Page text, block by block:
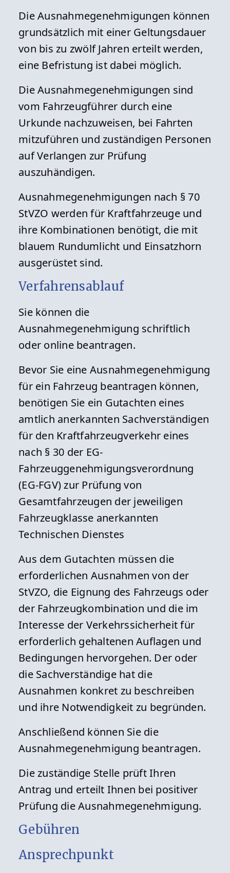
Die Ausnahmegenehmigungen können
grundsätzlich mit einer Geltungsdauer
von bis zu zwölf Jahren erteilt werden,
eine Befristung ist dabei möglich.
Die Ausnahmegenehmigungen sind
vom Fahrzeugführer durch eine
Urkunde nachzuweisen, bei Fahrten
mitzuführen und zuständigen Personen
auf Verlangen zur Prüfung
auszuhändigen.
Ausnahmegenehmigungen nach § 70
StVZO werden für Kraftfahrzeuge und
ihre Kombinationen benötigt, die mit
blauem Rundumlicht und Einsatzhorn
ausgerüstet sind.
Verfahrensablauf
Sie können die
Ausnahmegenehmigung schriftlich
oder online beantragen.
Bevor Sie eine Ausnahmegenehmigung
für ein Fahrzeug beantragen können,
benötigen Sie ein Gutachten eines
amtlich anerkannten Sachverständigen
für den Kraftfahrzeugverkehr eines
nach § 30 der EG-
Fahrzeuggenehmigungsverordnung
(EG-FGV) zur Prüfung von
Gesamtfahrzeugen der jeweiligen
Fahrzeugklasse anerkannten
Technischen Dienstes
Aus dem Gutachten müssen die
erforderlichen Ausnahmen von der
StVZO, die Eignung des Fahrzeugs oder
der Fahrzeugkombination und die im
Interesse der Verkehrssicherheit für
erforderlich gehaltenen Auflagen und
Bedingungen hervorgehen. Der oder
die Sachverständige hat die
Ausnahmen konkret zu beschreiben
und ihre Notwendigkeit zu begründen.
Anschließend können Sie die
Ausnahmegenehmigung beantragen.
Die zuständige Stelle prüft Ihren
Antrag und erteilt Ihnen bei positiver
Prüfung die Ausnahmegenehmigung.
Gebühren
Ansprechpunkt